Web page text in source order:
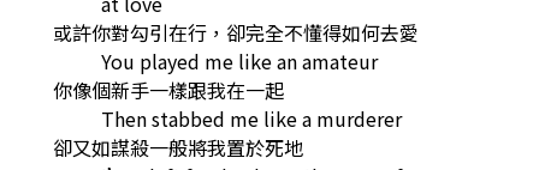
或許你對勾引在行，卻完全不懂得如何去愛
You played me like an amateur
你像個新手一樣跟我在一起
Then stabbed me like a murderer
卻又如謀殺一般將我置於死地